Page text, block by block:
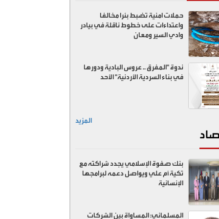
حملات امنية تضبط بئرا مخالفا
واعتداءات على خطوط ناقلة في بيادر
وادي السير ومعان
ندوة "المفرق .. عروس البادية ودورها
في بناء السردية الأردنية" الأحد
المزيد
بنك صفوة الإسلامي يجدد شراكته مع
تكية أم علي ويواصل دعمه لبرامجها
الإنسانية
المسلماني: المساواة بين الشركات